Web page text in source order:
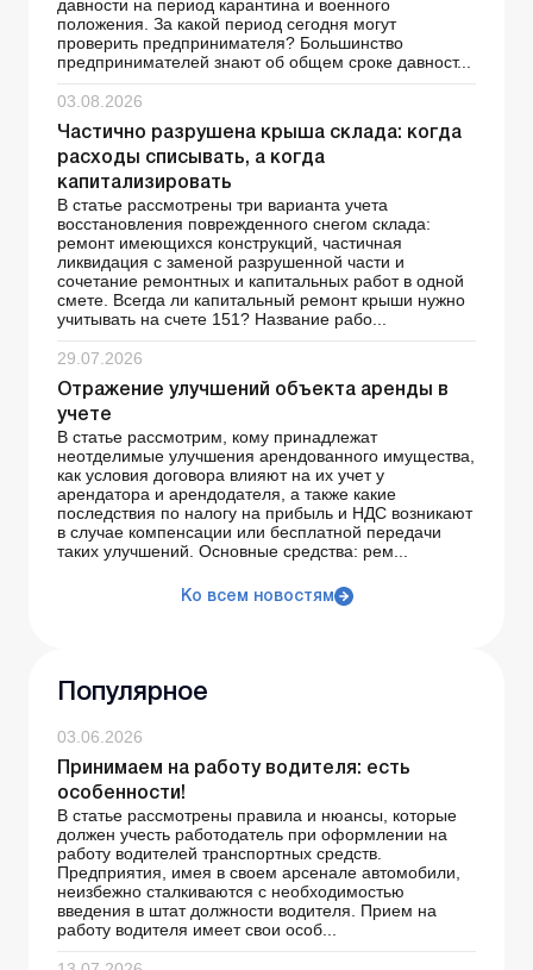
давности на период карантина и военного
положения. За какой период сегодня могут
проверить предпринимателя? Большинство
предпринимателей знают об общем сроке давност...
03.08.2026
Частично разрушена крыша склада: когда
расходы списывать, а когда
капитализировать
В статье рассмотрены три варианта учета
восстановления поврежденного снегом склада:
ремонт имеющихся конструкций, частичная
ликвидация с заменой разрушенной части и
сочетание ремонтных и капитальных работ в одной
смете. Всегда ли капитальный ремонт крыши нужно
учитывать на счете 151? Название рабо...
29.07.2026
Отражение улучшений объекта аренды в
учете
В статье рассмотрим, кому принадлежат
неотделимые улучшения арендованного имущества,
как условия договора влияют на их учет у
арендатора и арендодателя, а также какие
последствия по налогу на прибыль и НДС возникают
в случае компенсации или бесплатной передачи
таких улучшений. Основные средства: рем...
Ко всем новостям
Популярное
03.06.2026
Принимаем на работу водителя: есть
особенности!
В статье рассмотрены правила и нюансы, которые
должен учесть работодатель при оформлении на
работу водителей транспортных средств.
Предприятия, имея в своем арсенале автомобили,
неизбежно сталкиваются с необходимостью
введения в штат должности водителя. Прием на
работу водителя имеет свои особ...